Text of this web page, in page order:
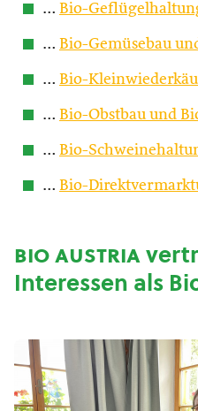
… Bio-
… Bio-Gemüsebau
… Bio-
… Bio-Obstbau und
… Bio-
… Bio-
bio austria
Interessen als